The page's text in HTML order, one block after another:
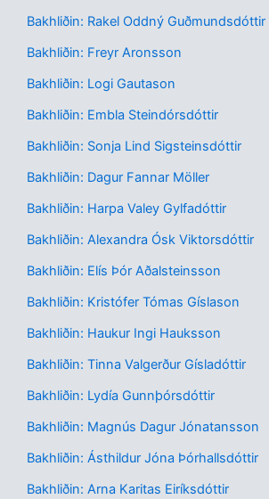
Bakhliðin: Rakel Oddný Guðmundsdóttir
Bakhliðin: Freyr Aronsson
Bakhliðin: Logi Gautason
Bakhliðin: Embla Steindórsdóttir
Bakhliðin: Sonja Lind Sigsteinsdóttir
Bakhliðin: Dagur Fannar Möller
Bakhliðin: Harpa Valey Gylfadóttir
Bakhliðin: Alexandra Ósk Viktorsdóttir
Bakhliðin: Elís Þór Aðalsteinsson
Bakhliðin: Kristófer Tómas Gíslason
Bakhliðin: Haukur Ingi Hauksson
Bakhliðin: Tinna Valgerður Gísladóttir
Bakhliðin: Lydía Gunnþórsdóttir
Bakhliðin: Magnús Dagur Jónatansson
Bakhliðin: Ásthildur Jóna Þórhallsdóttir
Bakhliðin: Arna Karitas Eiríksdóttir